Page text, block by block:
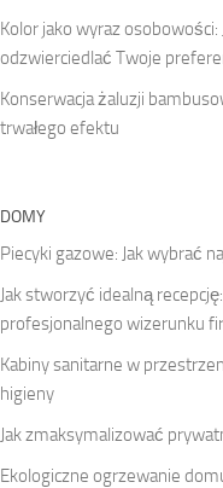
Kolor jako wyraz
odzwierciedlać Twoje
Konserwacja żaluzji
trwałego efektu
DOMY
Piecyki gazowe: Jak wybrać
Jak stworzyć idealną
profesjonalnego wizerunku
Kabiny sanitarne w
higieny
Jak zmaksymalizować
Ekologiczne ogrzewanie